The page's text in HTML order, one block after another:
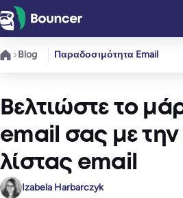
Μετάβαση
στο
περιεχόμενο
Blog Παραδοσιμότητα Email
Βελτιώστε το
email σας με την
λίστας email
Izabela Harbarczyk